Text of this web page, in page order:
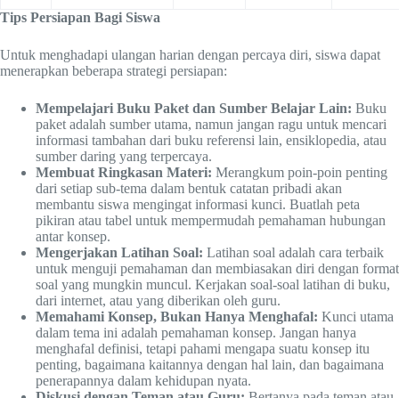
Tips Persiapan Bagi Siswa
Untuk menghadapi ulangan harian dengan percaya diri, siswa dapat
menerapkan beberapa strategi persiapan:
Mempelajari Buku Paket dan Sumber Belajar Lain: Buku
paket adalah sumber utama, namun jangan ragu untuk mencari
informasi tambahan dari buku referensi lain, ensiklopedia, atau
sumber daring yang terpercaya.
Membuat Ringkasan Materi: Merangkum poin-poin penting
dari setiap sub-tema dalam bentuk catatan pribadi akan
membantu siswa mengingat informasi kunci. Buatlah peta
pikiran atau tabel untuk mempermudah pemahaman hubungan
antar konsep.
Mengerjakan Latihan Soal: Latihan soal adalah cara terbaik
untuk menguji pemahaman dan membiasakan diri dengan format
soal yang mungkin muncul. Kerjakan soal-soal latihan di buku,
dari internet, atau yang diberikan oleh guru.
Memahami Konsep, Bukan Hanya Menghafal: Kunci utama
dalam tema ini adalah pemahaman konsep. Jangan hanya
menghafal definisi, tetapi pahami mengapa suatu konsep itu
penting, bagaimana kaitannya dengan hal lain, dan bagaimana
penerapannya dalam kehidupan nyata.